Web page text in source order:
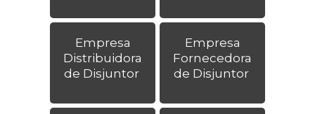
Empresa
Distribuidora
de Disjuntor
Empresa
Fornecedora
de Disjuntor